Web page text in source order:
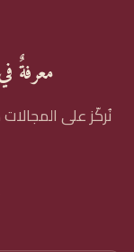
معرفةٌ
نُركّز على